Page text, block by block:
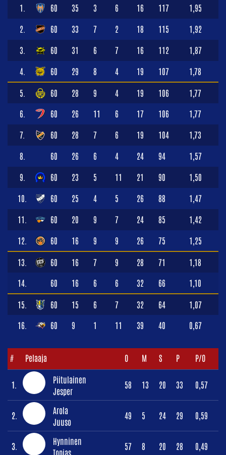
1. 60 35 3 6 16 117 1,95
2. 60 33 7 2 18 115 1,92
3. 60 31 6 7 16 112 1,87
4. 60 29 8 4 19 107 1,78
5. 60 28 9 4 19 106 1,77
6. 60 26 11 6 17 106 1,77
7. 60 28 7 6 19 104 1,73
8. 60 26 6 4 24 94 1,57
9. 60 23 5 11 21 90 1,50
10. 60 25 4 5 26 88 1,47
11. 60 20 9 7 24 85 1,42
12. 60 16 9 9 26 75 1,25
13. 60 16 7 9 28 71 1,18
14. 60 16 6 6 32 66 1,10
15. 60 15 6 7 32 64 1,07
16. 60 9 1 11 39 40 0,67
# Pelaaja O M S P P/O
1.
Piitulainen
Jesper
58 13 20 33 0,57
2.
Arola
Juuso
49 5 24 29 0,59
3.
Hynninen
Topias
57 8 20 28 0,49